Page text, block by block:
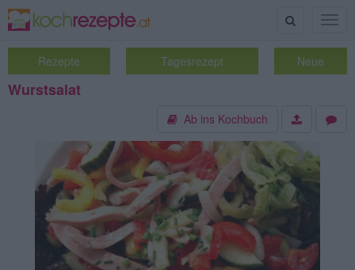
Suche
Rezepte Tagesrezept Neue
Wurstsalat
Ab ins Kochbuch